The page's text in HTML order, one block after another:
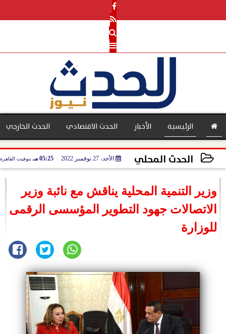
الرئيسية الأخبار الحدث الاقتصادي الحدث الخارجي
الحدث المحلي الأحد، 27 نوفمبر 2022 05:25 مـ بتوقيت القاهرة
وزير التنمية المحلية يناقش مع نائبة وزير
الاتصالات جهود التطوير المؤسسى الرقمى
للوزارة